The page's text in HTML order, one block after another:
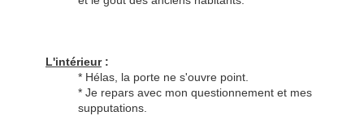
L'intérieur:
* Hélas, la porte ne s'ouvre point.
* Je repars avec mon questionnement et mes
supputations.